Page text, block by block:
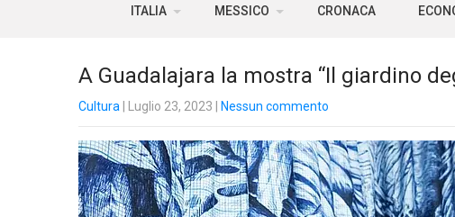
ITALIA MESSICO CRONACA
A Guadalajara la mostra “Il giardino
Cultura | Luglio 23, 2023 Nessun commento